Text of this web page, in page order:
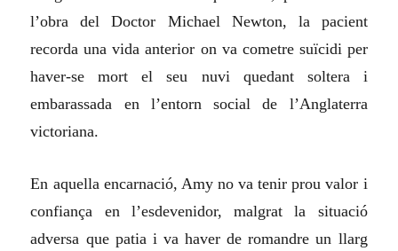
l’obra del Doctor Michael Newton, la pacient
recorda una vida anterior on va cometre suïcidi per
haver-se mort el seu nuvi quedant soltera i
embarassada en l’entorn social de l’Anglaterra
victoriana.
En aquella encarnació, Amy no va tenir prou valor i
confiança en l’esdevenidor, malgrat la situació
adversa que patia i va haver de romandre un llarg